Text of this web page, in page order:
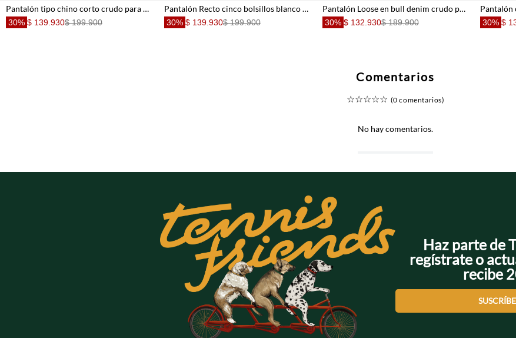
Pantalón tipo chino corto crudo para hombre
30% $ 139.930$ 199.900
Pantalón Recto cinco bolsillos blanco para hombre
30% $ 139.930$ 199.900
Pantalón Loose en bull denim crudo para hombre
30% $ 132.930$ 189.900 30% $
Comentarios
☆☆☆☆☆ (0 comentarios)
No hay comentarios.
Haz parte de
regístrate o
recibe